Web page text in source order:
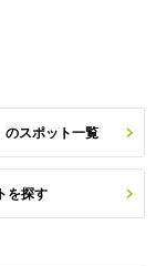
のスポット一覧
を探す